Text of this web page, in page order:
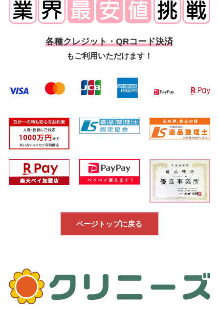
各種クレジット・QRコード決済
もご利用いただけます！
ページトップに戻る